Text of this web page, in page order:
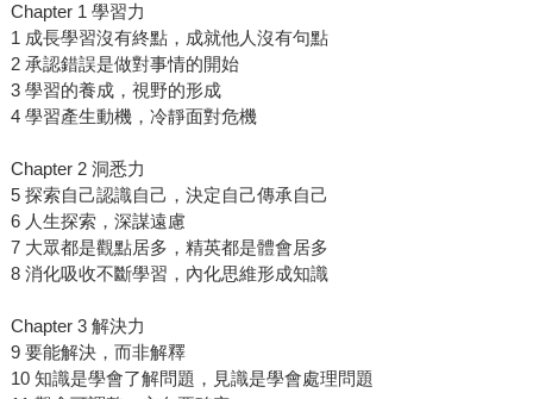
Chapter 1 學習力
1 成長學習沒有終點，成就他人沒有句點
2 承認錯誤是做對事情的開始
3 學習的養成，視野的形成
4 學習產生動機，冷靜面對危機
Chapter 2 洞悉力
5 探索自己認識自己，決定自己傳承自己
6 人生探索，深謀遠慮
7 大眾都是觀點居多，精英都是體會居多
8 消化吸收不斷學習，內化思維形成知識
Chapter 3 解決力
9 要能解決，而非解釋
10 知識是學會了解問題，見識是學會處理問題